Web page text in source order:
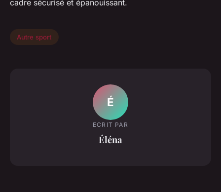
cadre sécurisé et épanouissant.
Autre sport
É
ECRIT PAR
Éléna